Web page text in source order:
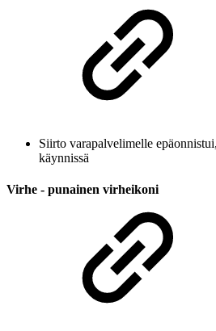
Siirto varapalvelimelle
käynnissä
Virhe - punainen virheikoni